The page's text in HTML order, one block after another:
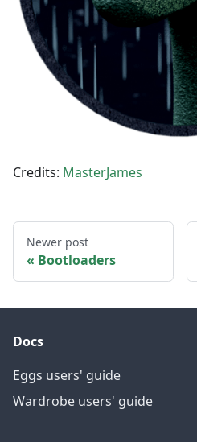
Credits: MasterJames
Newer post
Bootloaders
Docs
Eggs users' guide
Wardrobe users' guide